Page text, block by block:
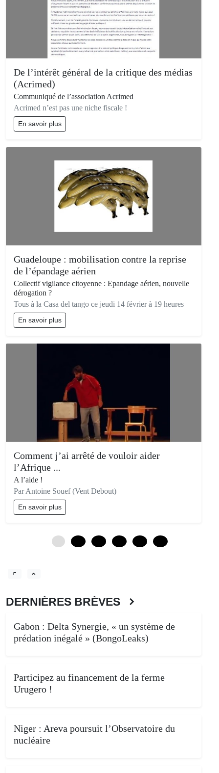
De l’intérêt général de la critique des médias
(Acrimed)
Communiqué de l’association Acrimed
Acrimed n’est pas une niche fiscale !
En savoir plus
Guadeloupe : mobilisation contre la reprise
de l’épandage aérien
Collectif vigilance citoyenne : Epandage aérien, nouvelle
dérogation ?
Tous à la Casa del tango ce jeudi 14 février à 19 heures
En savoir plus
Comment j’ai arrêté de vouloir aider
l’Afrique ...
A l’aide !
Par Antoine Souef (Vent Debout)
En savoir plus
DERNIÈRES BRÈVES
Gabon : Delta Synergie, « un système de
prédation inégalé » (BongoLeaks)
Participez au financement de la ferme
Urugero !
Niger : Areva poursuit l’Observatoire du
nucléaire